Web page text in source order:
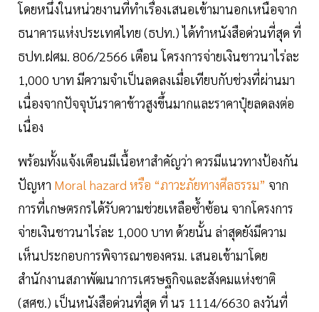
โดยหนึ่งในหน่วยงานที่ทำเรื่องเสนอเข้ามานอกเหนือจาก
ธนาคารแห่งประเทศไทย (ธปท.) ได้ทำหนังสือด่วนที่สุด ที่
ธปท.ฝศม. 806/2566 เตือน โครงการจ่ายเงินชาวนาไร่ละ
1,000 บาท มีความจำเป็นลดลงเมื่อเทียบกับช่วงที่ผ่านมา
เนื่องจากปัจจุบันราคาข้าวสูงขึ้นมากและราคาปุ๋ยลดลงต่อ
เนื่อง
พร้อมทั้งแจ้งเตือนมีเนื้อหาสำคัญว่า ควรมีแนวทางป้องกัน
ปัญหา Moral hazard หรือ “ภาวะภัยทางศีลธรรม” จาก
การที่เกษตรกรได้รับความช่วยเหลือซ้ำซ้อน จากโครงการ
จ่ายเงินชาวนาไร่ละ 1,000 บาท ด้วยนั้น ล่าสุดยังมีความ
เห็นประกอบการพิจารณาของครม. เสนอเข้ามาโดย
สำนักงานสภาพัฒนาการเศรษฐกิจและสังคมแห่งชาติ
(สศช.) เป็นหนังสือด่วนที่สุด ที่ นร 1114/6630 ลงวันที่